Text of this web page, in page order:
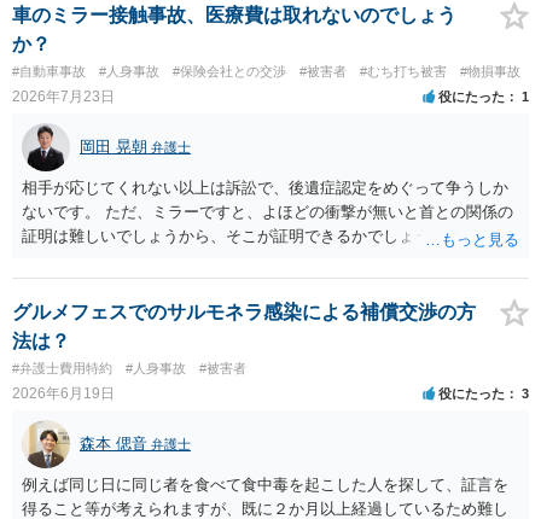
は、弁護士が介入することにより増額を検討できる場合がありますの
で、以下の資料・情報を準備した上で、弁護士に個別に相談すること
をお勧めいたします。 ・相手方保険会社から届いている示談金額の提
示書類 ・叔母様の診断名、けがの内容 ・治療開始日及び治療終了日
・入院の有無、通院回数 ・現在も症状が残っているか ・叔母様ご本人
やご家族等が加入している保険に、今回の事故で利用できる弁護士費
用特約が付帯しているか なお、被害者は叔母様ご本人となりますの
で、弁護士が受任する場合には、叔母様ご本人の依頼意思等を確認す
る必要があります。日本語での十分な意思疎通が難しいとのことです
ので、そのあたりのご事情も踏まえて、依頼意思の確認方法等を検討
車のミラー接触事故、医療費は取れないのでしょう
か？
#自動車事故 #人身事故 #保険会社との交渉 #被害者 #むち打ち被害 #物損事故
2026年7月23日 役にたった 1
岡田 晃朝 弁護士
相手が応じてくれない以上は訴訟で、後遺症認定をめぐって争うしか
ないです。 ただ、ミラーですと、よほどの衝撃が無いと首との関係の
証明は難しいでしょうから、そこが証明できるかでしょうね。
グルメフェスでのサルモネラ感染による補償交渉の方
法は？
#弁護士費用特約 #人身事故 #被害者
2026年6月19日 役にたった 3
森本 偲音 弁護士
例えば同じ日に同じ者を食べて食中毒を起こした人を探して、証言を
得ること等が考えられますが、既に２か月以上経過しているため難し